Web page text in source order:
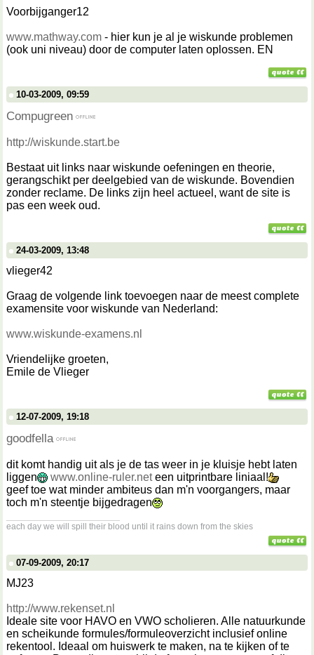
Voorbijganger12
www.mathway.com - hier kun je al je wiskunde problemen
(ook uni niveau) door de computer laten oplossen. EN
10-03-2009, 09:59
Compugreen
http://wiskunde.start.be
Bestaat uit links naar wiskunde oefeningen en theorie,
gerangschikt per deelgebied van de wiskunde. Bovendien
zonder reclame. De links zijn heel actueel, want de site is
pas een week oud.
24-03-2009, 13:48
vlieger42
Graag de volgende link toevoegen naar de meest complete
examensite voor wiskunde van Nederland:
www.wiskunde-examens.nl
Vriendelijke groeten,
Emile de Vlieger
12-07-2009, 19:18
goodfella
dit komt handig uit als je de tas weer in je kluisje hebt laten
liggen
www.online-ruler.neteen uitprintbare liniaal!
geef toe wat minder ambiteus dan m'n voorgangers, maar
toch m'n steentje bijgedragen
each day we will spill their blood until it rains down from the skies
07-09-2009, 20:17
MJ23
http://www.rekenset.nl
Ideale site voor HAVO en VWO scholieren. Alle natuurkunde
en scheikunde formules/formuleoverzicht inclusief online
rekentool. Ideaal om huiswerk te maken, na te kijken of te